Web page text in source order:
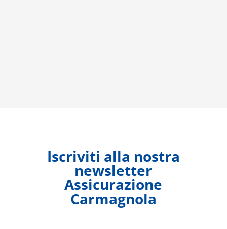
Iscriviti alla nostra
newsletter
Assicurazione
Carmagnola